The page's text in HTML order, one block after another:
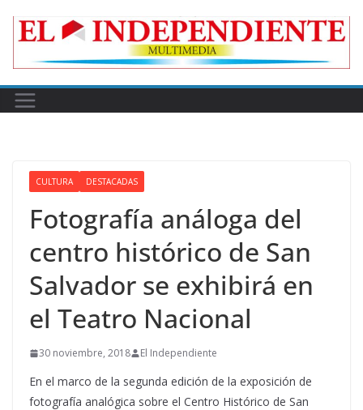
CULTURA DESTACADAS
Fotografía análoga del
centro histórico de San
Salvador se exhibirá en
el Teatro Nacional
30 noviembre, 2018 El Independiente
En el marco de la segunda edición de la exposición de
fotografía analógica sobre el Centro Histórico de San